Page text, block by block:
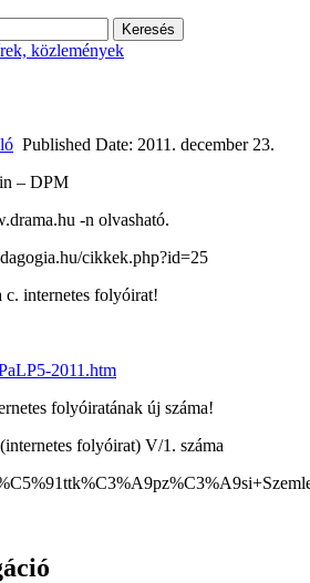
közlemények
Published Date: 2011. december 23.
– DPM
-n olvasható.
cikkek.php?id=25
internetes folyóirat!
2011.htm
folyóiratának új száma!
folyóirat) V/1. száma